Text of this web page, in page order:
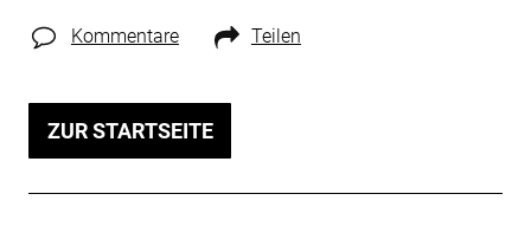
Kommentare Teilen
ZUR STARTSEITE